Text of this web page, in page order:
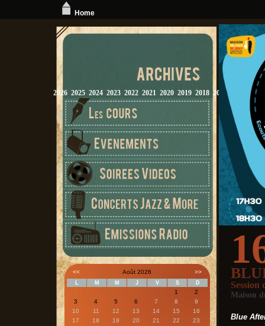
2026 2025 2024 2023 2022 2021 2020 2019 2018 2017 2015
<< Août 2026 >>
L M M J V S D
1
2
3
4 5 6 7 8
9
10
11 12 13 14 15
16
17
18 19 20 21 22
23
Session
Maison
Blue
Home